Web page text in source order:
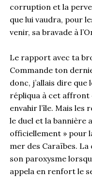
corruption et la
que lui vaudra, pour
venir, sa bravade à
Le rapport avec ta
Commande ton
donc, j’allais dire
répliqua à cet affront
envahir l’île. Mais
le duel et la bannière
officiellement » pour
mer des Caraïbes.
son paroxysme
appela en renfort le